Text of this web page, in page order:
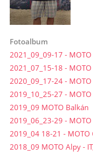
Fotoalbum
2021_09_09-17 -
2021_07_15-18 -
2020_09_17-24 -
2019_10_25-27 -
2019_09 MOTO Balkán
2019_06_23-29 -
2019_04 18-21 -
2018_09 MOTO Alpy -